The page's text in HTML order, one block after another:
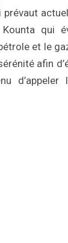
Kounta qui
et le
afin